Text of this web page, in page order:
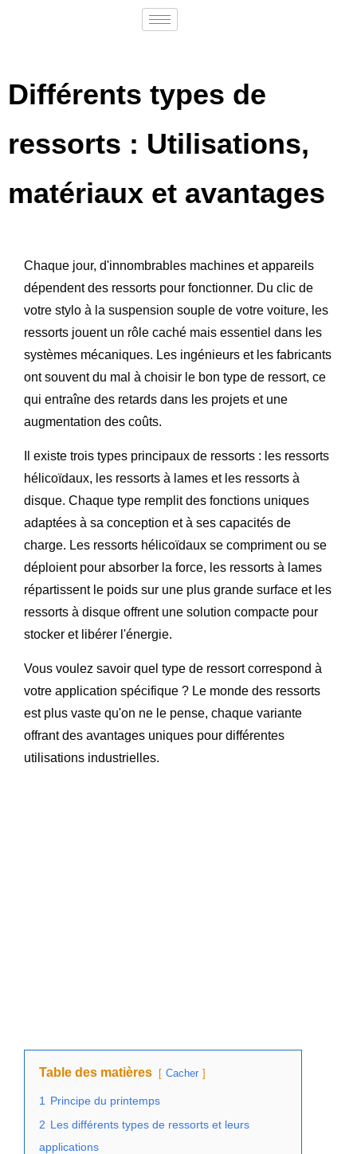
Différents types de
ressorts : Utilisations,
matériaux et avantages
Chaque jour, d'innombrables machines et appareils
dépendent des ressorts pour fonctionner. Du clic de
votre stylo à la suspension souple de votre voiture, les
ressorts jouent un rôle caché mais essentiel dans les
systèmes mécaniques. Les ingénieurs et les fabricants
ont souvent du mal à choisir le bon type de ressort, ce
qui entraîne des retards dans les projets et une
augmentation des coûts.
Il existe trois types principaux de ressorts : les ressorts
hélicoïdaux, les ressorts à lames et les ressorts à
disque. Chaque type remplit des fonctions uniques
adaptées à sa conception et à ses capacités de
charge. Les ressorts hélicoïdaux se compriment ou se
déploient pour absorber la force, les ressorts à lames
répartissent le poids sur une plus grande surface et les
ressorts à disque offrent une solution compacte pour
stocker et libérer l'énergie.
Vous voulez savoir quel type de ressort correspond à
votre application spécifique ? Le monde des ressorts
est plus vaste qu'on ne le pense, chaque variante
offrant des avantages uniques pour différentes
utilisations industrielles.
Table des matières Cacher
1
Principe du printemps
2 Les différents types de ressorts et leurs
applications